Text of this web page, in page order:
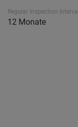
Regular Inspection Interval
12 Monate